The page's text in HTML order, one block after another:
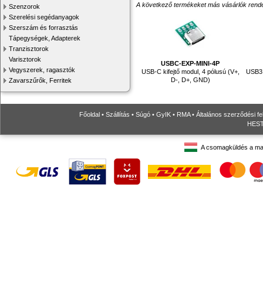
Szenzorok
Szerelési segédanyagok
Szerszám és forrasztás
Tápegységek, Adapterek
Tranzisztorok
Varisztorok
Vegyszerek, ragasztók
Zavarszűrők, Ferritek
A következő termékeket más vásárlók
USBC-EXP-MINI-4P
USB-C kifejtő modul, 4 pólusú (V+,
D-, D+, GND)
Főoldal • Szállítás • Súgó • GyIK • RMA• Általános szerződési
A csomagküldés a